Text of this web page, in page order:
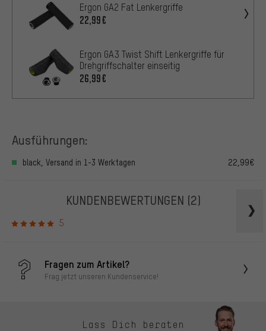
Ergon GA2 Fat Lenkergriffe
22,99€
Ergon GA3 Twist Shift Lenkergriffe für
Drehgriffschalter einseitig
26,99€
Ausführungen:
black, Versand in 1-3 Werktagen 22,99€
KUNDENBEWERTUNGEN (2)
5
Fragen zum Artikel?
Frag jetzt unseren Kundenservice!
Lass Dich beraten